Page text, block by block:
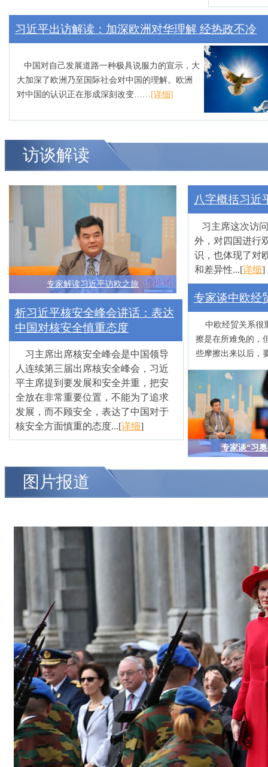
习近平出访解读：加深欧洲对华理解 经热政不冷
中国对自己发展道路一种极具说服力的宣示，大
大加深了欧洲乃至国际社会对中国的理解。欧洲
对中国的认识正在形成深刻改变…… [详细]
访谈解读
专家解读习近平访欧之旅
析习近平核安全峰会讲话：表达
中国对核安全慎重态度
习主席出席核安全峰会是中国领导
人连续第三届出席核安全峰会，习近
平主席提到要发展和安全并重，把安
全放在非常重要位置，不能为了追求
发展，而不顾安全，表达了中国对于
核安全方面慎重的态度...[详细]
八字概括习近
习主席这次访
外，对四国进行
识，也体现了对
和差异性...[详细]
专家谈中欧经
中欧经贸关系很
擦是在所难免的，
些摩擦出来以后，
专家谈“习
图片报道